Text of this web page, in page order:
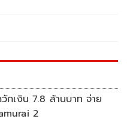
กเงิน 7.8 ล้านบาท จ่าย
2